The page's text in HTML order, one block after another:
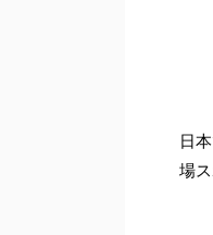
日
場